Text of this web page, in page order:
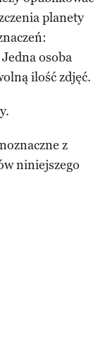
planety
osoba
ilość zdjęć.
z
niniejszego